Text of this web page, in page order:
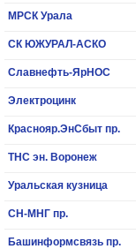
МРСК Урала
СК ЮЖУРАЛ-АСКО
Славнефть-ЯрНОС
Электроцинк
Краснояр.ЭнСбыт пр.
ТНС эн. Воронеж
Уральская кузница
СН-МНГ пр.
Башинформсвязь пр.